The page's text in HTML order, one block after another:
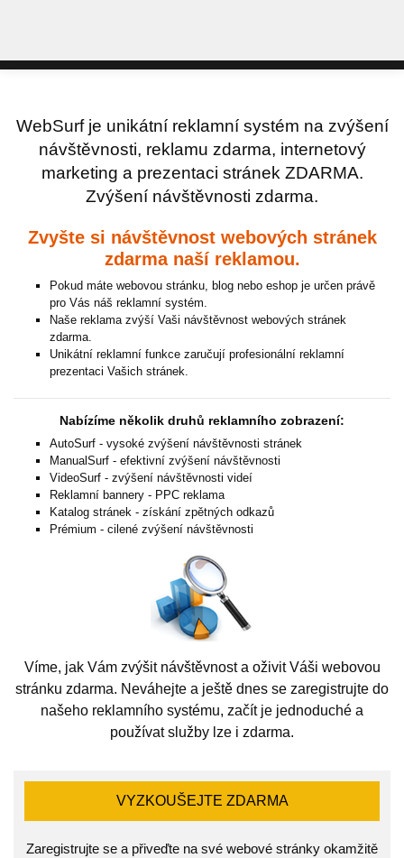
WebSurf je unikátní reklamní systém na zvýšení
návštěvnosti, reklamu zdarma, internetový
marketing a prezentaci stránek ZDARMA.
Zvýšení návštěvnosti zdarma.
Zvyšte si návštěvnost webových stránek
zdarma naší reklamou.
Pokud máte webovou stránku, blog nebo eshop je určen právě
pro Vás náš reklamní systém.
Naše reklama zvýší Vaši návštěvnost webových stránek
zdarma.
Unikátní reklamní funkce zaručují profesionální reklamní
prezentaci Vašich stránek.
Nabízíme několik druhů reklamního zobrazení:
AutoSurf - vysoké zvýšení návštěvnosti stránek
ManualSurf - efektivní zvýšení návštěvnosti
VideoSurf - zvýšení návštěvnosti videí
Reklamní bannery - PPC reklama
Katalog stránek - získání zpětných odkazů
Prémium - cilené zvýšení návštěvnosti
Víme, jak Vám zvýšit návštěvnost a oživit Váši webovou
stránku zdarma. Neváhejte a ještě dnes se zaregistrujte do
našeho reklamního systému, začít je jednoduché a
používat služby lze i zdarma.
VYZKOUŠEJTE ZDARMA
Zaregistrujte se a přiveďte na své webové stránky okamžitě